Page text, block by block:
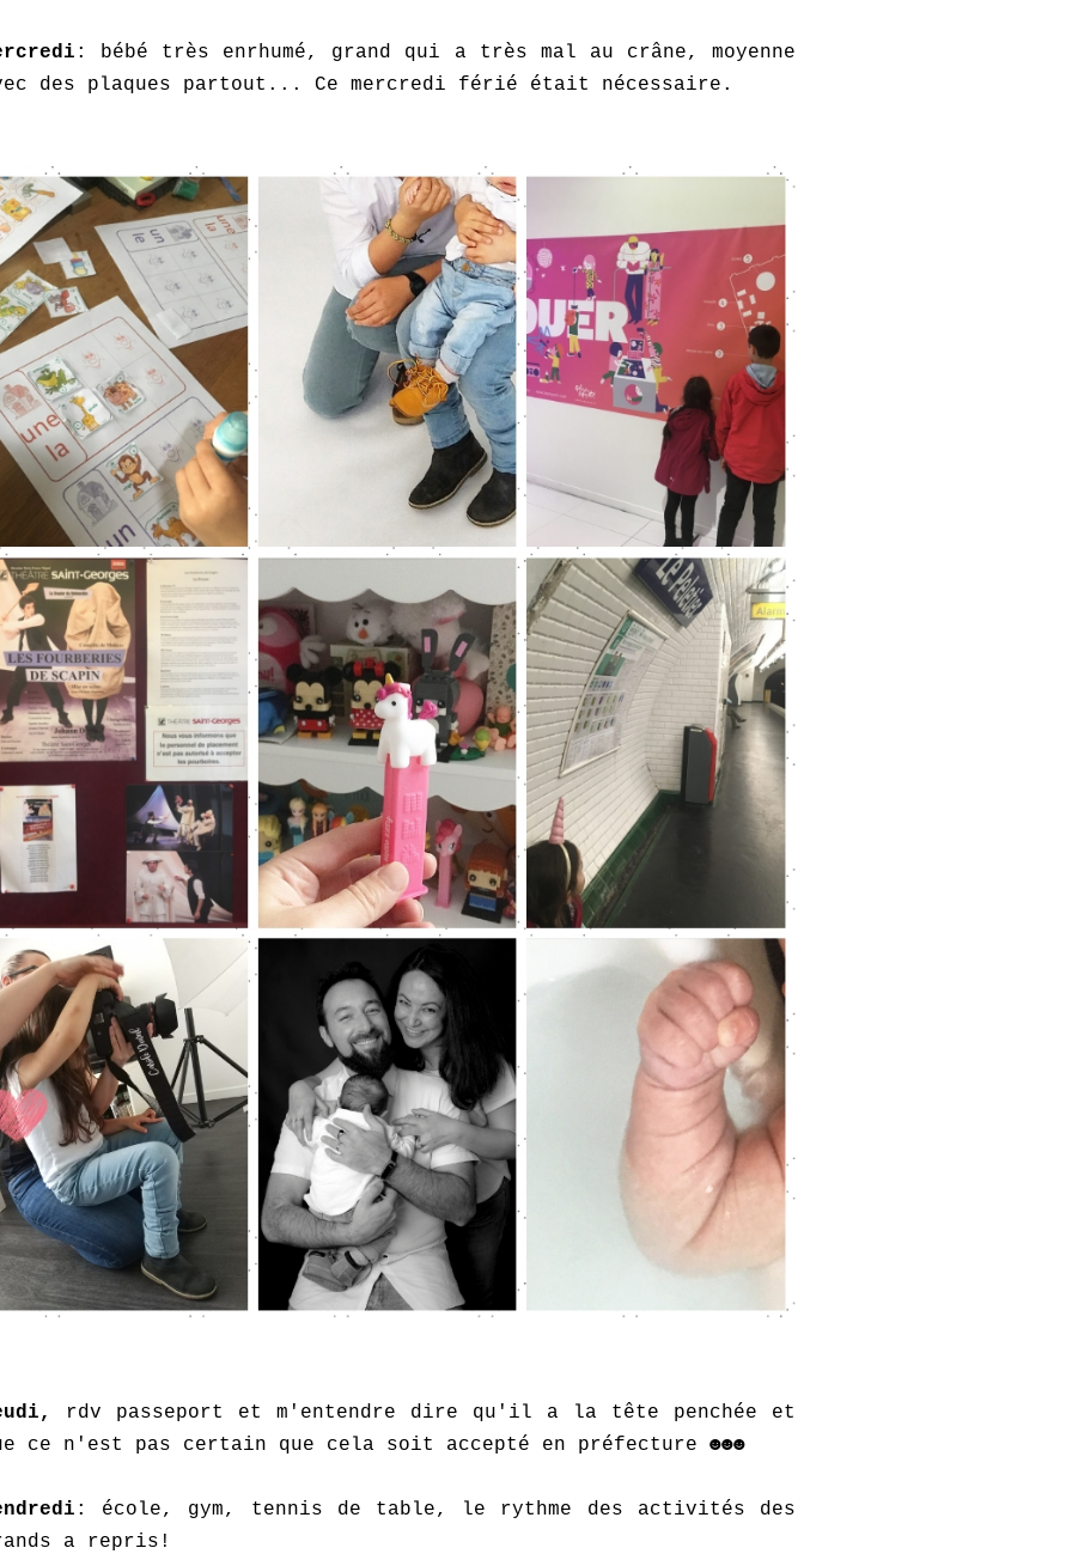
: bébé très enrhumé, grand qui a très mal au crâne, moyenne
des plaques partout... Ce mercredi férié était nécessaire.
rdv passeport et m'entendre dire qu'il a la tête penchée et
ce n'est pas certain que cela soit accepté en préfecture ☻☻☻
: école, gym, tennis de table, le rythme des activités des
a repris!